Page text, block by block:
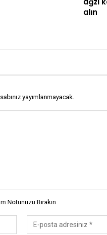
alın
yayımlanmayacak.
Notunuzu Bırakın